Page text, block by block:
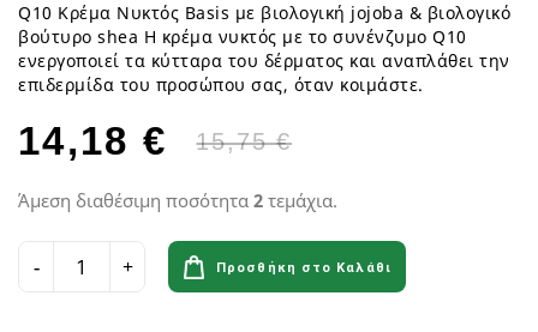
Q10 Κρέμα Νυκτός Basis με βιολογική jojoba & βιολογικό
βούτυρο shea Η κρέμα νυκτός με το συνένζυμο Q10
ενεργοποιεί τα κύτταρα του δέρματος και αναπλάθει την
επιδερμίδα του προσώπου σας, όταν κοιμάστε.
14,18 € 15,75 €
Άμεση διαθέσιμη ποσότητα 2 τεμάχια.
Προσθήκη στο Καλάθι